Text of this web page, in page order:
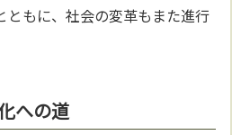
ともに、社会の変革もまた進行
への道